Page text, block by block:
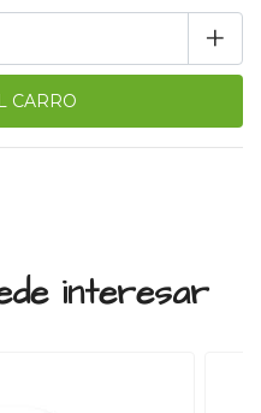
+
interesar